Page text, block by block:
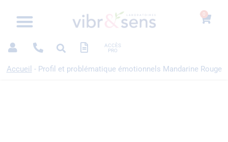
ACCÈS
PRO
0
Accueil - Profil et problématique émotionnels Mandarine Rouge